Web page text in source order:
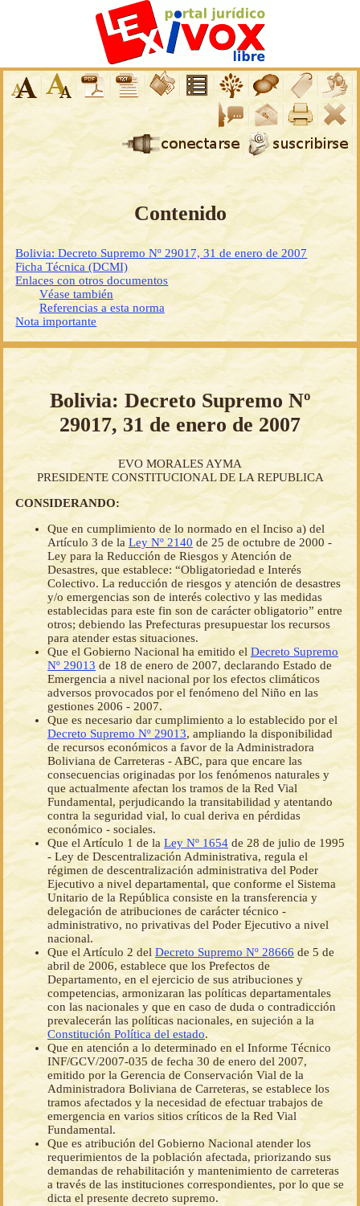
Contenido
Bolivia: Decreto Supremo Nº 29017, 31 de enero de 2007
Ficha Técnica (DCMI)
Enlaces con otros documentos
Véase también
Referencias a esta norma
Nota importante
Bolivia: Decreto Supremo Nº
29017, 31 de enero de 2007
EVO MORALES AYMA
PRESIDENTE CONSTITUCIONAL DE LA REPUBLICA
CONSIDERANDO:
Que en cumplimiento de lo normado en el Inciso a) del
Artículo 3 de la Ley Nº 2140 de 25 de octubre de 2000 -
Ley para la Reducción de Riesgos y Atención de
Desastres, que establece: “Obligatoriedad e Interés
Colectivo. La reducción de riesgos y atención de desastres
y/o emergencias son de interés colectivo y las medidas
establecidas para este fin son de carácter obligatorio” entre
otros; debiendo las Prefecturas presupuestar los recursos
para atender estas situaciones.
Que el Gobierno Nacional ha emitido el Decreto Supremo
Nº 29013 de 18 de enero de 2007, declarando Estado de
Emergencia a nivel nacional por los efectos climáticos
adversos provocados por el fenómeno del Niño en las
gestiones 2006 - 2007.
Que es necesario dar cumplimiento a lo establecido por el
Decreto Supremo Nº 29013, ampliando la disponibilidad
de recursos económicos a favor de la Administradora
Boliviana de Carreteras - ABC, para que encare las
consecuencias originadas por los fenómenos naturales y
que actualmente afectan los tramos de la Red Vial
Fundamental, perjudicando la transitabilidad y atentando
contra la seguridad vial, lo cual deriva en pérdidas
económico - sociales.
Que el Artículo 1 de la Ley Nº 1654 de 28 de julio de 1995
- Ley de Descentralización Administrativa, regula el
régimen de descentralización administrativa del Poder
Ejecutivo a nivel departamental, que conforme el Sistema
Unitario de la República consiste en la transferencia y
delegación de atribuciones de carácter técnico -
administrativo, no privativas del Poder Ejecutivo a nivel
nacional.
Que el Artículo 2 del Decreto Supremo Nº 28666 de 5 de
abril de 2006, establece que los Prefectos de
Departamento, en el ejercicio de sus atribuciones y
competencias, armonizaran las políticas departamentales
con las nacionales y que en caso de duda o contradicción
prevalecerán las políticas nacionales, en sujeción a la
Constitución Política del estado.
Que en atención a lo determinado en el Informe Técnico
INF/GCV/2007-035 de fecha 30 de enero del 2007,
emitido por la Gerencia de Conservación Vial de la
Administradora Boliviana de Carreteras, se establece los
tramos afectados y la necesidad de efectuar trabajos de
emergencia en varios sitios críticos de la Red Vial
Fundamental.
Que es atribución del Gobierno Nacional atender los
requerimientos de la población afectada, priorizando sus
demandas de rehabilitación y mantenimiento de carreteras
a través de las instituciones correspondientes, por lo que se
dicta el presente decreto supremo.